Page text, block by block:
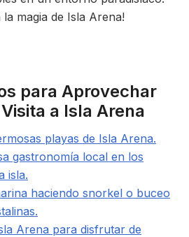
la magia de Isla Arena!
para Aprovechar
a Isla Arena
playas de Isla Arena.
gastronomía local en los
isla.
haciendo snorkel o buceo
Arena para disfrutar de